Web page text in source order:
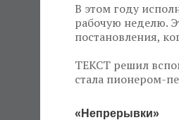
В этом году
рабочую неделю.
постановления,
ТЕКСТ решил
стала пионером-
«Непрерывки»